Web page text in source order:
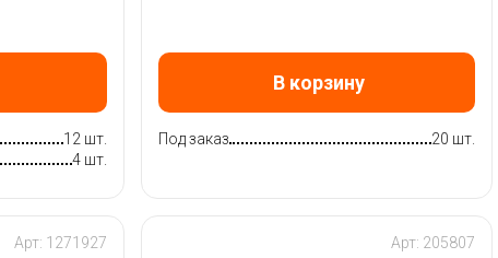
12 шт.
4 шт.
В корзину
Под заказ 20 шт.
Арт: 1271927 Арт: 205807